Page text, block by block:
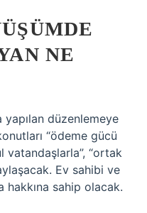
NE
yapılan düzenlemeye
“ödeme gücü
“ortak
Ev sahibi ve
sahip olacak.